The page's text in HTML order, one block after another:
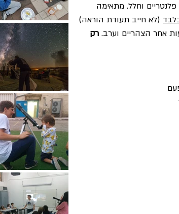
וחלל. מתאימה
(לא חייב תעודת הוראה)
אחר הצהריים וערב. רק